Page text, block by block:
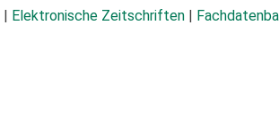
Elektronische Zeitschriften